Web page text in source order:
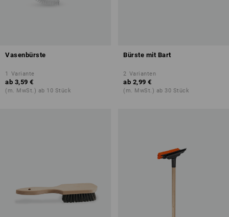
Vasenbürste
1 Variante
ab 3,59 €
(m. MwSt.) ab 10 Stück
Bürste mit Bart
2 Varianten
ab 2,99 €
(m. MwSt.) ab 30 Stück